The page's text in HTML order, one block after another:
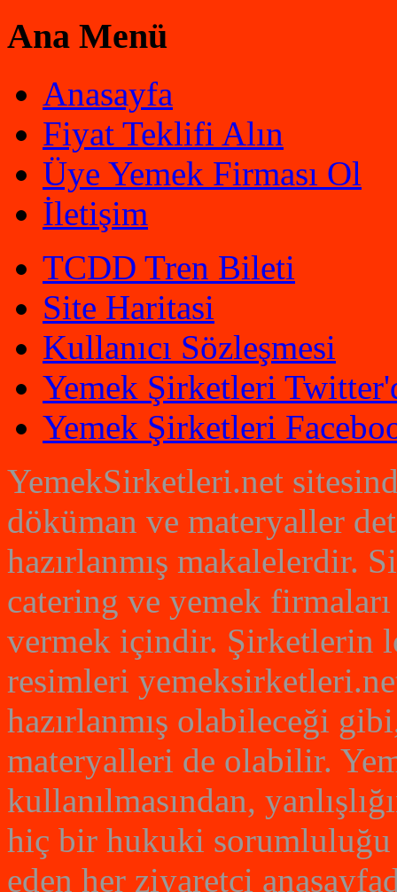
Ana Menü
Anasayfa
Fiyat Teklifi Alın
Üye Yemek Firması Ol
İletişim
TCDD Tren Bileti
Site Haritasi
Kullanıcı Sözleşmesi
Yemek Şirketleri
Yemek Şirketleri
YemekSirketleri.net
döküman ve materyaller
hazırlanmış makalelerdir.
catering ve yemek
vermek içindir. Şirketlerin
resimleri
hazırlanmış olabileceği
materyalleri de olabilir.
kullanılmasından,
hiç bir hukuki
eden her ziyaretçi